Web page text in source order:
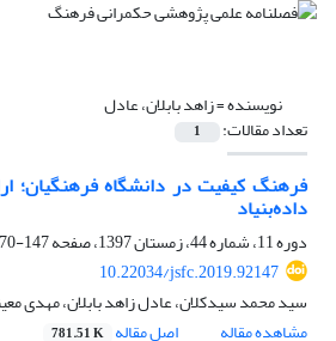
نویسنده =زاهد بابلان، عادل
تعداد مقالات: 1
فرهنگ کیفیت در دانشگاه فرهنگیان؛
داده‌بنیاد
دوره 11، شماره 44، زمستان 1397، صفحه
147-170
10.22034/jsfc.2019.92147
سید محمد سیدکلان، عادل زاهد بابلان، مهدی
مشاهده مقاله
اصل مقاله 781.51 K